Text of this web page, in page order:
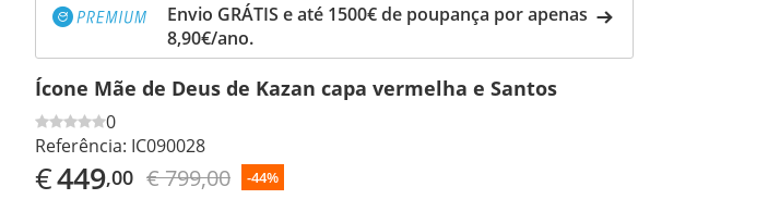
Envio GRÁTIS e até 1500€ de poupança por apenas
8,90€/ano.
Ícone Mãe de Deus de Kazan capa vermelha e Santos
0
Referência: IC090028
€449,00 € 799,00 -44%